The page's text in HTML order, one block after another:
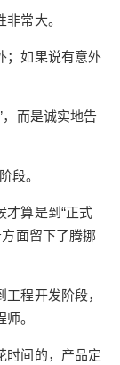
常大。
；如果说有意外
而是诚实地告
段。
才算是到“正式
面留下了腾挪
程开发阶段，
。
时间的，产品定
小米造车依
有看到该公
研发而言，
定义环节基
战略的事
然了，我们
发环节，不
题是，小米
待这个问
智能电动车
赛道所需要
点的选择。
上理解小米
电动车，由